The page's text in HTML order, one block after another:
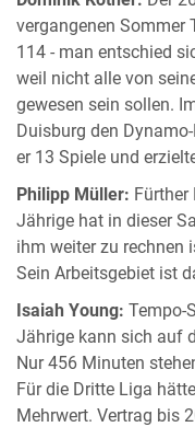
vergangenen Sommer
114 - man entschied
weil nicht alle von
gewesen sein sollen.
Duisburg den
er 13 Spiele und
Philipp Müller: Fürther
Jährige hat in dieser
ihm weiter zu rechnen
Sein Arbeitsgebiet ist
Isaiah Young: Tempo-
Jährige kann sich auf
Nur 456 Minuten
Für die Dritte Liga
Mehrwert. Vertrag bis